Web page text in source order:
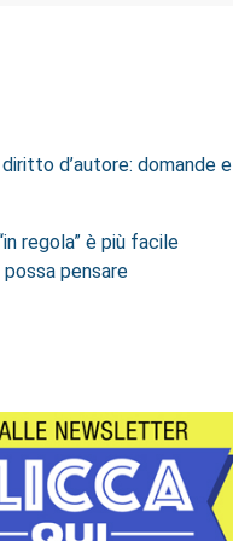
d’autore: domande e
regola” è più facile
pensare